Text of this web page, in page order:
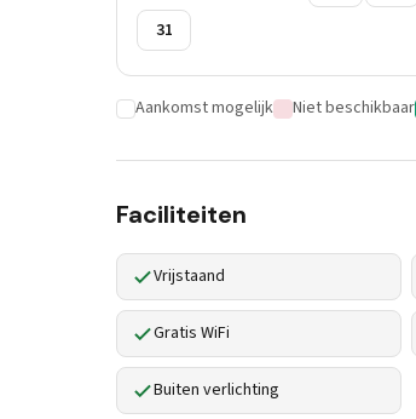
31
Aankomst mogelijk Niet beschikbaar
Faciliteiten
Vrijstaand
Gratis WiFi
Buiten verlichting